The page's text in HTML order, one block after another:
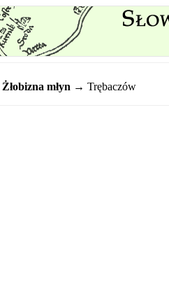
Żłobizna młyn → Trębaczów